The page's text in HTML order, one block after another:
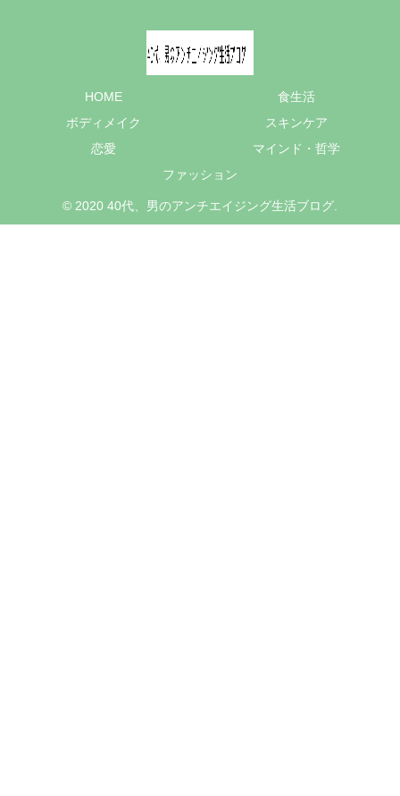
HOME
食生活
ボディメイク
スキンケア
恋愛
マインド・哲学
ファッション
© 2020 40代、男のアンチエイジング生活ブログ.